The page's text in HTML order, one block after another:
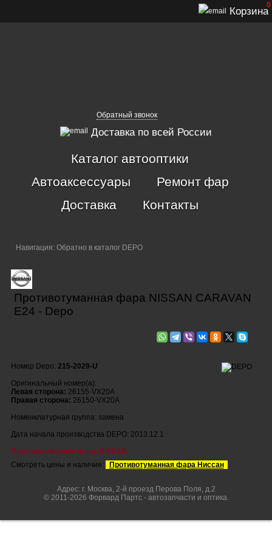
Обратный звонок
Доставка по всей России
Корзина
0
Каталог автооптики
Автоаксессуары
Ремонт фар
Доставка
Контакты
Навигация: Обратно в каталог DEPO
Противотуманная фара NISSAN CARAVAN
E24 - Depo
Номер Depo: 215-2029-U
Оригинальный номер(а):
Левая сторона: 26155-VX20A
Правая сторона: 26150-VX20A
Номенклатурная группа: замена
Дата начала производства DEPO: 2013.12.1
Противотуманная фара NISSAN
Смотреть цены и наличие:
Противотуманная фара Ниссан
Адрес: г. Москва, 2-й проезд Перова Поля, д.2
© 2011-2026 Форвард Партс - автозапчасти и оптика.